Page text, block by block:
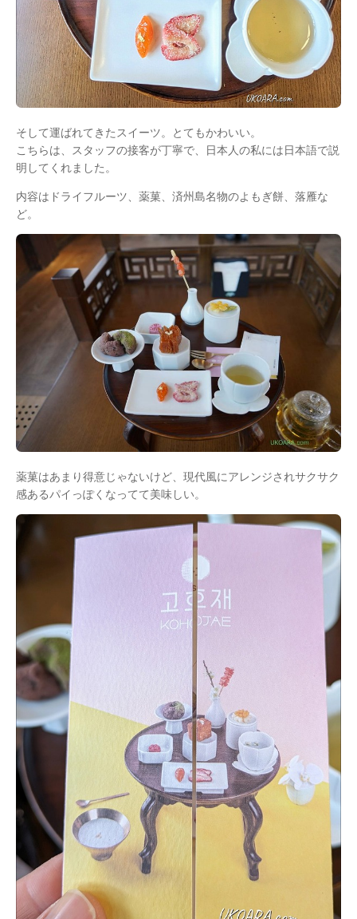
そして運ばれてきたスイーツ。とてもかわいい。
こちらは、スタッフの接客が丁寧で、日本人の私には日本語で説
明してくれました。
内容はドライフルーツ、薬菓、済州島名物のよもぎ餅、落雁な
ど。
薬菓はあまり得意じゃないけど、現代風にアレンジされサクサク
感あるパイっぽくなってて美味しい。